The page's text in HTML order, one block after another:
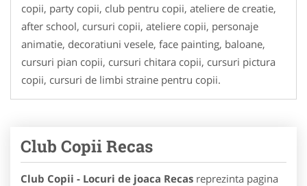
copii, party copii, club pentru copii, ateliere de creatie,
after school, cursuri copii, ateliere copii, personaje
animatie, decoratiuni vesele, face painting, baloane,
cursuri pian copii, cursuri chitara copii, cursuri pictura
copii, cursuri de limbi straine pentru copii.
Club Copii Recas
Club Copii - Locuri de joaca Recas reprezinta pagina